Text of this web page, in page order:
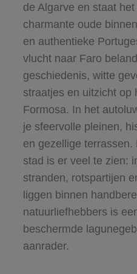
de Algarve en staat
charmante oude
en authentieke
vlucht naar Faro
geschiedenis, witte
straatjes en uitzicht op
Formosa. In het
je sfeervolle pleinen,
en gezellige
stad is er veel te zien:
stranden, rotspartijen
liggen binnen
natuurliefhebbers is
beschermde
aanrader.